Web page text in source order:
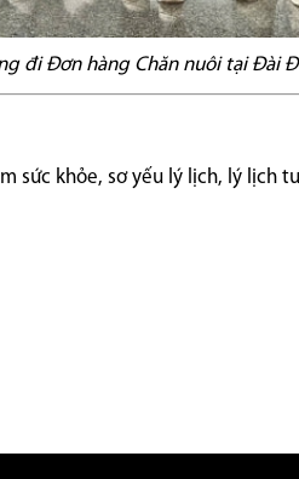
đi Đơn hàng Chăn nuôi tại Đài
sức khỏe, sơ yếu lý lịch, lý lịch